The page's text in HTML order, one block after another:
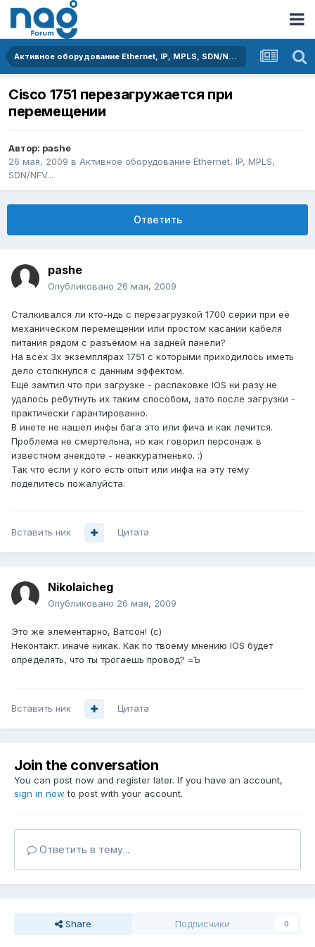
Активное оборудование Ethernet, IP, MPLS, SDN/NFV...
Cisco 1751 перезагружается при
перемещении
Автор: pashe
26 мая, 2009 в Активное оборудование Ethernet, IP, MPLS,
SDN/NFV...
Ответить
pashe
Опубликовано 26 мая, 2009
Сталкивался ли кто-ндь с перезагрузкой 1700 серии при её
механическом перемещении или простом касании кабеля
питания рядом с разъёмом на задней панели?
На всех 3х экземплярах 1751 с которыми приходилось иметь
дело столкнулся с данным эффектом.
Ещё замтил что при загрузке - распаковке IOS ни разу не
удалось ребутнуть их таким способом, зато после загрузки -
практически гарантированно.
В инете не нашел инфы бага это или фича и как лечится.
Проблема не смертельна, но как говорил персонаж в
известном анекдоте - неаккуратненько. :)
Так что если у кого есть опыт или инфа на эту тему
поделитесь пожалуйста.
Вставить ник Цитата
Nikolaicheg
Опубликовано 26 мая, 2009
Это же элементарно, Ватсон! (с)
Неконтакт. иначе никак. Как по твоему мнению IOS будет
определять, что ты трогаешь провод? =Ъ
Вставить ник Цитата
Join the conversation
You can post now and register later. If you have an account,
sign in now to post with your account.
Ответить в тему...
Share Подписчики 0